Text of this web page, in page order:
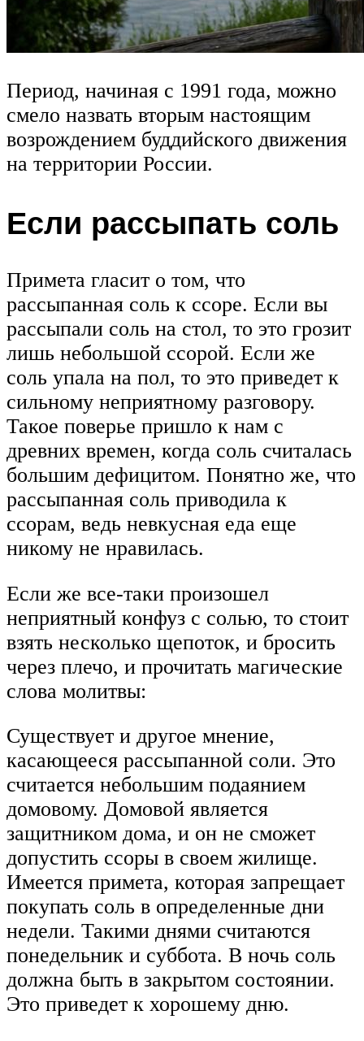
Период, начиная с 1991 года, можно
смело назвать вторым настоящим
возрождением буддийского движения
на территории России.
Если рассыпать соль
Примета гласит о том, что
рассыпанная соль к ссоре. Если вы
рассыпали соль на стол, то это грозит
лишь небольшой ссорой. Если же
соль упала на пол, то это приведет к
сильному неприятному разговору.
Такое поверье пришло к нам с
древних времен, когда соль считалась
большим дефицитом. Понятно же, что
рассыпанная соль приводила к
ссорам, ведь невкусная еда еще
никому не нравилась.
Если же все-таки произошел
неприятный конфуз с солью, то стоит
взять несколько щепоток, и бросить
через плечо, и прочитать магические
слова молитвы:
Существует и другое мнение,
касающееся рассыпанной соли. Это
считается небольшим подаянием
домовому. Домовой является
защитником дома, и он не сможет
допустить ссоры в своем жилище.
Имеется примета, которая запрещает
покупать соль в определенные дни
недели. Такими днями считаются
понедельник и суббота. В ночь соль
должна быть в закрытом состоянии.
Это приведет к хорошему дню.